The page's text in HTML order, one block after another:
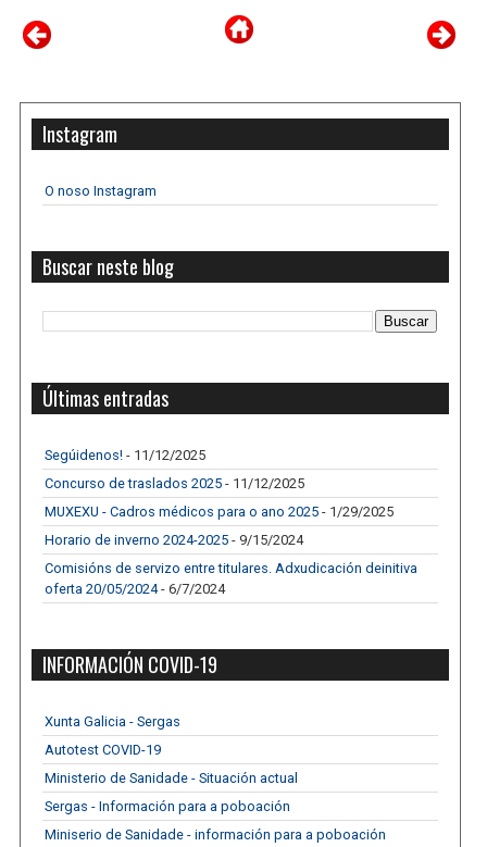
Instagram
O noso Instagram
Buscar neste blog
Últimas entradas
Segúidenos! - 11/12/2025
Concurso de traslados 2025 - 11/12/2025
MUXEXU - Cadros médicos para o ano 2025 - 1/29/2025
Horario de inverno 2024-2025 - 9/15/2024
Comisións de servizo entre titulares. Adxudicación deinitiva
oferta 20/05/2024- 6/7/2024
INFORMACIÓN COVID-19
Xunta Galicia - Sergas
Autotest COVID-19
Ministerio de Sanidade - Situación actual
Sergas - Información para a poboación
Miniserio de Sanidade - información para a poboación